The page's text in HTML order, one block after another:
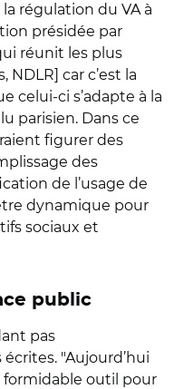
régulation du VA à
présidée par
réunit les plus
car c’est la
celui-ci s’adapte à la
parisien. Dans ce
figurer des
des
de l’usage de
dynamique pour
sociaux et
public
pas
"Aujourd’hui
formidable outil pour